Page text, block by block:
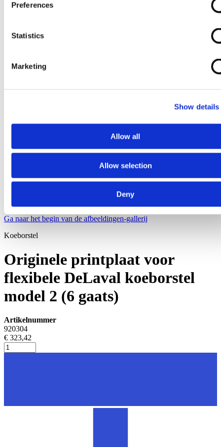
Preferences
Statistics
Marketing
Show details
Allow all
Allow selection
Deny
Ga naar het begin van de afbeeldingen-gallerij
Koeborstel
Originele printplaat voor
flexibele DeLaval koeborstel
model 2 (6 gaats)
Artikelnummer
920304
€ 323,42